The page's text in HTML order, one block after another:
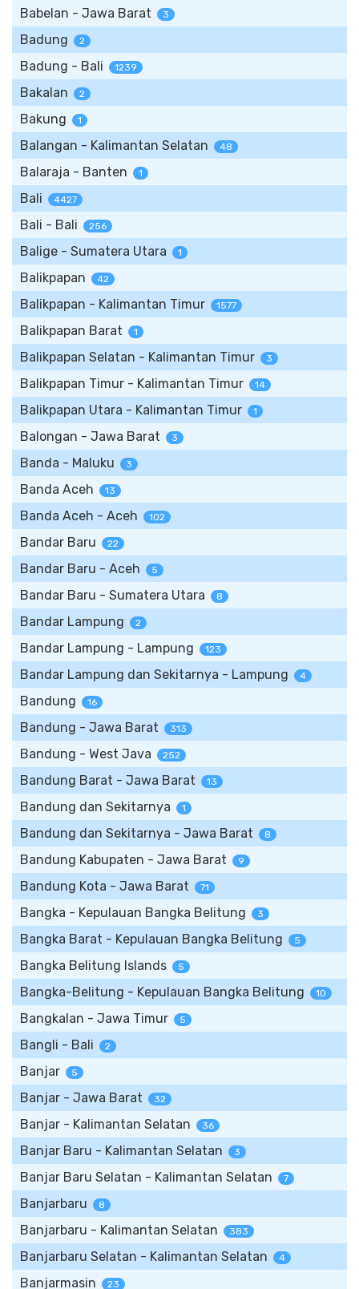
Babelan - Jawa Barat 3
Badung 2
Badung - Bali 1239
Bakalan 2
Bakung 1
Balangan - Kalimantan Selatan 48
Balaraja - Banten 1
Bali 4427
Bali - Bali 256
Balige - Sumatera Utara 1
Balikpapan 42
Balikpapan - Kalimantan Timur 1577
Balikpapan Barat 1
Balikpapan Selatan - Kalimantan Timur 3
Balikpapan Timur - Kalimantan Timur 14
Balikpapan Utara - Kalimantan Timur 1
Balongan - Jawa Barat 3
Banda - Maluku 3
Banda Aceh 13
Banda Aceh - Aceh 102
Bandar Baru 22
Bandar Baru - Aceh 5
Bandar Baru - Sumatera Utara 8
Bandar Lampung 2
Bandar Lampung - Lampung 123
Bandar Lampung dan Sekitarnya - Lampung 4
Bandung 16
Bandung - Jawa Barat 313
Bandung - West Java 252
Bandung Barat - Jawa Barat 13
Bandung dan Sekitarnya 1
Bandung dan Sekitarnya - Jawa Barat 8
Bandung Kabupaten - Jawa Barat 9
Bandung Kota - Jawa Barat 71
Bangka - Kepulauan Bangka Belitung 3
Bangka Barat - Kepulauan Bangka Belitung 5
Bangka Belitung Islands 5
Bangka-Belitung - Kepulauan Bangka Belitung 10
Bangkalan - Jawa Timur 5
Bangli - Bali 2
Banjar 5
Banjar - Jawa Barat 32
Banjar - Kalimantan Selatan 36
Banjar Baru - Kalimantan Selatan 3
Banjar Baru Selatan - Kalimantan Selatan 7
Banjarbaru 8
Banjarbaru - Kalimantan Selatan 383
Banjarbaru Selatan - Kalimantan Selatan 4
Banjarmasin 23